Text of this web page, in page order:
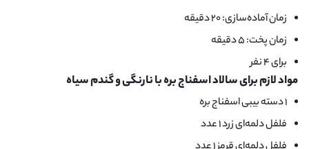
زمان آماده‌سازی: ۲۰ دقیقه
زمان پخت: ۵ دقیقه
برای ۴ نفر
مواد لازم برای سالاد اسفناج بره با نارنگی و گندم سیاه
۱ دسته بیبی اسفناج بره
فلفل دلمه‌ای زرد ۱ عدد